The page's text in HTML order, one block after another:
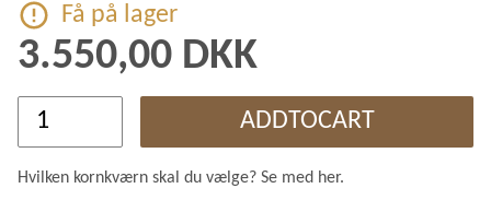
Få på lager
3.550,00 DKK
ADDTOCART
Hvilken kornkværn skal du vælge? Se med her.